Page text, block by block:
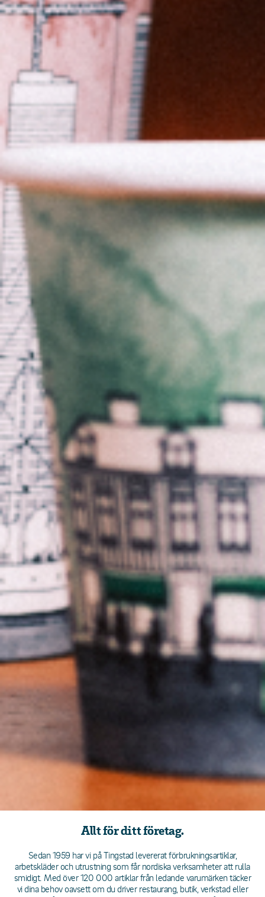
Allt för ditt företag.
Sedan 1959 har vi på Tingstad levererat förbrukningsartiklar,
arbetskläder och utrustning som får nordiska verksamheter att rulla
smidigt. Med över 120 000 artiklar från ledande varumärken täcker
vi dina behov oavsett om du driver restaurang, butik, verkstad eller